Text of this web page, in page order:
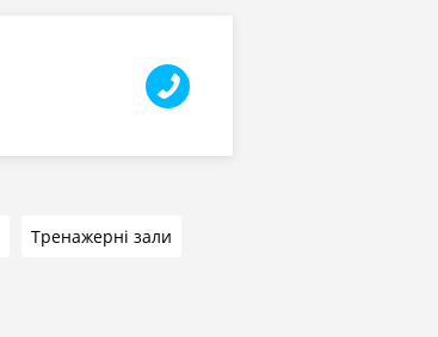
Тренажерні зали